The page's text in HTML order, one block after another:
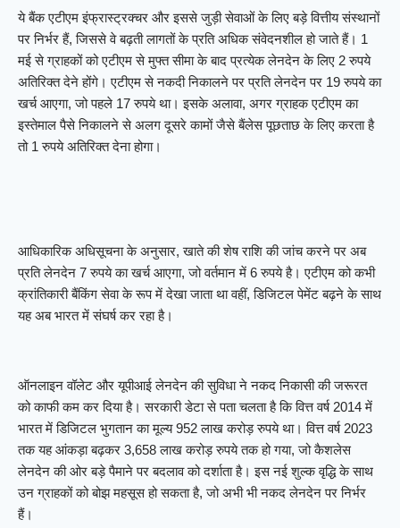
ये बैंक एटीएम इंफ्रास्ट्रक्चर और इससे जुड़ी सेवाओं के लिए बड़े वित्तीय संस्थानों
पर निर्भर हैं, जिससे वे बढ़ती लागतों के प्रति अधिक संवेदनशील हो जाते हैं। 1
मई से ग्राहकों को एटीएम से मुफ्त सीमा के बाद प्रत्येक लेनदेन के लिए 2 रुपये
अतिरिक्त देने होंगे। एटीएम से नकदी निकालने पर प्रति लेनदेन पर 19 रुपये का
खर्च आएगा, जो पहले 17 रुपये था। इसके अलावा, अगर ग्राहक एटीएम का
इस्तेमाल पैसे निकालने से अलग दूसरे कामों जैसे बैंलेस पूछताछ के लिए करता है
तो 1 रुपये अतिरिक्त देना होगा।
आधिकारिक अधिसूचना के अनुसार, खाते की शेष राशि की जांच करने पर अब
प्रति लेनदेन 7 रुपये का खर्च आएगा, जो वर्तमान में 6 रुपये है। एटीएम को कभी
क्रांतिकारी बैंकिंग सेवा के रूप में देखा जाता था वहीं, डिजिटल पेमेंट बढ़ने के साथ
यह अब भारत में संघर्ष कर रहा है।
ऑनलाइन वॉलेट और यूपीआई लेनदेन की सुविधा ने नकद निकासी की जरूरत
को काफी कम कर दिया है। सरकारी डेटा से पता चलता है कि वित्त वर्ष 2014 में
भारत में डिजिटल भुगतान का मूल्य 952 लाख करोड़ रुपये था। वित्त वर्ष 2023
तक यह आंकड़ा बढ़कर 3,658 लाख करोड़ रुपये तक हो गया, जो कैशलेस
लेनदेन की ओर बड़े पैमाने पर बदलाव को दर्शाता है। इस नई शुल्क वृद्धि के साथ
उन ग्राहकों को बोझ महसूस हो सकता है, जो अभी भी नकद लेनदेन पर निर्भर
हैं।